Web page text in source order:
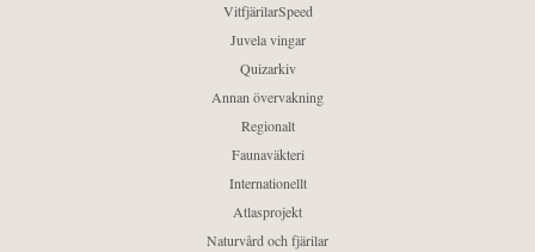
VitfjärilarSpeed
Juvela vingar
Quizarkiv
Annan övervakning
Regionalt
Faunaväkteri
Internationellt
Atlasprojekt
Naturvård och fjärilar